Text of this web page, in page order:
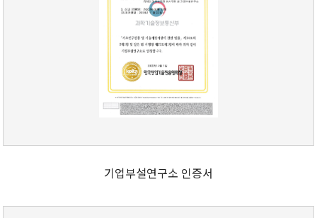
기업부설연구소 인증서